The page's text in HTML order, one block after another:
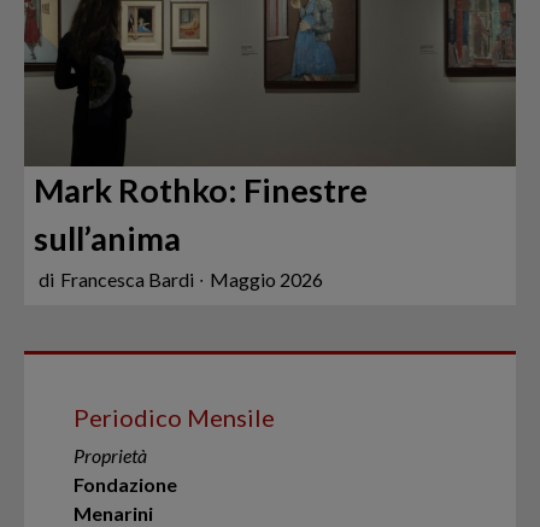
Mark Rothko: Finestre
sull’anima
di Francesca Bardi ∙ Maggio 2026
Periodico Mensile
Proprietà
Fondazione
Menarini